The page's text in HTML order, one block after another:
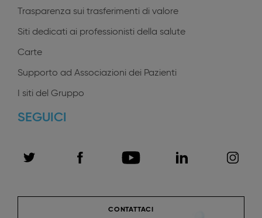
Trasparenza sui trasferimenti di valore
Siti dedicati ai professionisti della salute
Carte
Supporto ad Associazioni dei Pazienti
I siti del Gruppo
SEGUICI
CONTATTACI